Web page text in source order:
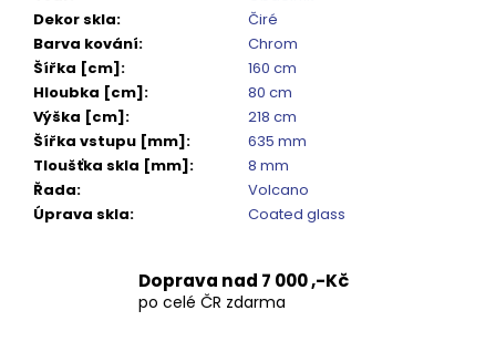
Dekor skla:
Čiré
Barva kování:
Chrom
Šířka [cm]:
160 cm
Hloubka [cm]:
80 cm
Výška [cm]:
218 cm
Šířka vstupu [mm]:
635 mm
Tloušťka skla [mm]:
8 mm
Řada:
Volcano
Úprava skla: Coated glass
Doprava nad 7 000 ,-Kč
po celé ČR zdarma
ČIRÉ
SKLO,
GS5590B
10
920
Kč
Původně:
13
650
Kč